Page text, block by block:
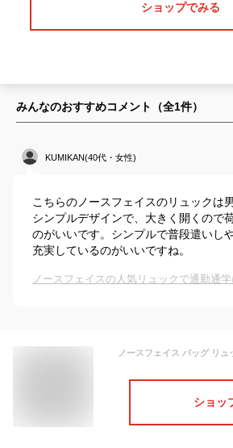
ショップでみる
みんなのおすすめコメント（全1件）
KUMIKAN(40代・女性)
こちらのノースフェイスのリュックは
シンプルデザインで、大きく開くので
のがいいです。シンプルで普段遣いし
充実しているのがいいですね。
ショッ